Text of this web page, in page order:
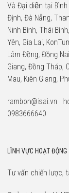
Và Đại diện tại Bình
Định, Đà Nẵng,
Ninh Bình, Thái
Yên, Gia Lai,
Lâm Đồng, Đồng
Giang, Đồng Tháp,
Mau, Kiên Giang,
rambon@isai.vn
0983666640
LĨNH VỰC HOẠT ĐỘNG
Tư vấn chiến lược,